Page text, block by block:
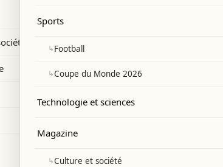
la lutte contre les drogues de synthèse
Sports
↳Football
↳Coupe du Monde 2026
Technologie et sciences
Magazine
↳Culture et société